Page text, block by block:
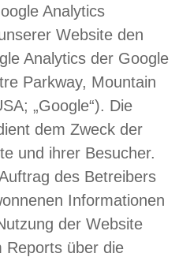
Analytics
Website den
Analytics der Google
Parkway, Mountain
„Google“). Die
dem Zweck der
und ihrer Besucher.
des Betreibers
Informationen
der Website
Reports über die